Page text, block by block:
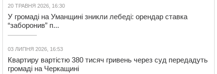
20 ТРАВНЯ 2026, 16:30
У громаді на Уманщині зникли лебеді: орендар ставка
“заборонив” п...
03 ЛИПНЯ 2026, 16:53
Квартиру вартістю 380 тисяч гривень через суд передадуть
громаді на Черкащині